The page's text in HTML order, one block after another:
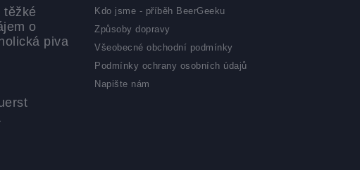
těžké
o
piva
Kdo jsme - příběh BeerGeeku
Způsoby dopravy
Všeobecné obchodní podmínky
Podmínky ochrany osobních údajů
Napište nám